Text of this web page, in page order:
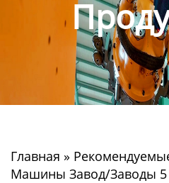
Контакты
Главная »
Машины Завод/заводы 5